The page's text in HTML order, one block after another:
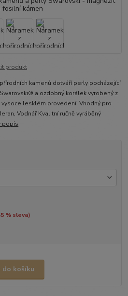
produkt
kamenů dotváří perly pocházející
a ozdobný korálek vyrobený z
lesklém provedení. Vhodný pro
Vodnář Kvalitní ručně vyráběný
popis
% sleva)
do košíku